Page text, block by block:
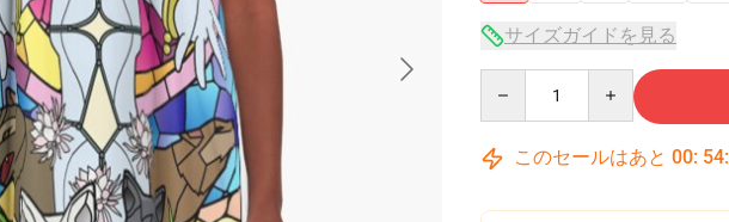
サイズガイドを見る
このセールはあと 00: 54: